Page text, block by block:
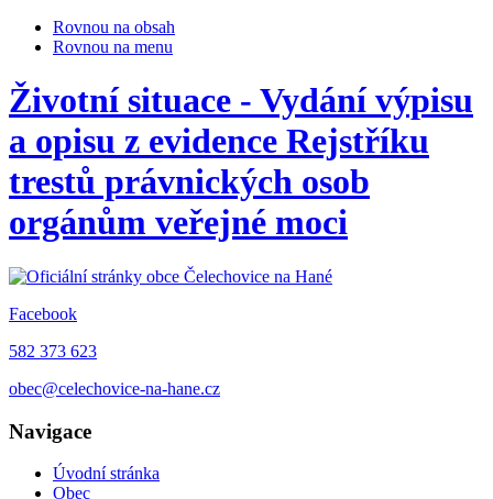
Rovnou na obsah
Rovnou na menu
Životní situace - Vydání výpisu
a opisu z evidence Rejstříku
trestů právnických osob
orgánům veřejné moci
Facebook
582 373 623
obec@celechovice-na-hane.cz
Navigace
Úvodní stránka
Obec